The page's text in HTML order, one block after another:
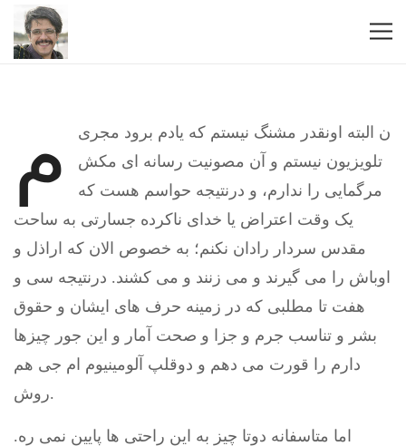
م
ن البته اونقدر مشنگ نیستم که یادم برود مجری
تلویزیون نیستم و آن مصونیت رسانه ای مکش
مرگمایی را ندارم، و درنتیجه حواسم هست که
یک وقت اعتراض یا خدای ناکرده جسارتی به ساحت
مقدس سردار رادان نکنم؛ به خصوص الان که اراذل و
اوباش را می گیرند و می زنند و می کشند. درنتیجه سی و
هفت تا مطلبی که در زمینه حرف های ایشان و حقوق
بشر و تناسب جرم و جزا و صحت آمار و این جور چیزها
دارم را قورت می دهم و دوقلپ آلومینیوم ام جی هم
روش.
اما متاسفانه دوتا چیز به این راحتی ها پایین نمی ره.